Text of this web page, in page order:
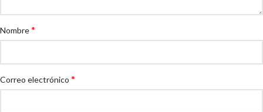
Nombre*
Correo electrónico *